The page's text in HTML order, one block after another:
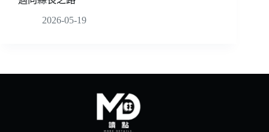
2026-05-19